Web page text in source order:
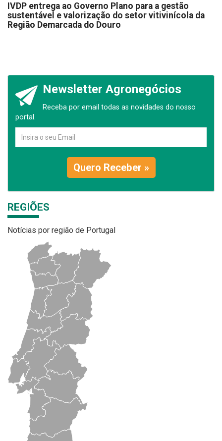
IVDP entrega ao Governo Plano para a gestão
sustentável e valorização do setor vitivinícola da
Região Demarcada do Douro
Newsletter Agronegócios
Receba por email todas as novidades do nosso
portal.
Quero Receber »
REGIÕES
Notícias por região de Portugal